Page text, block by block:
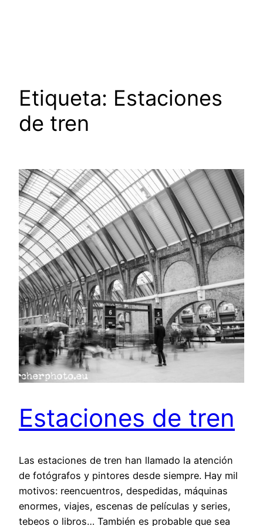
Etiqueta: Estaciones
de tren
Estaciones de tren
Las estaciones de tren han llamado la atención
de fotógrafos y pintores desde siempre. Hay mil
motivos: reencuentros, despedidas, máquinas
enormes, viajes, escenas de películas y series,
tebeos o libros… También es probable que sea